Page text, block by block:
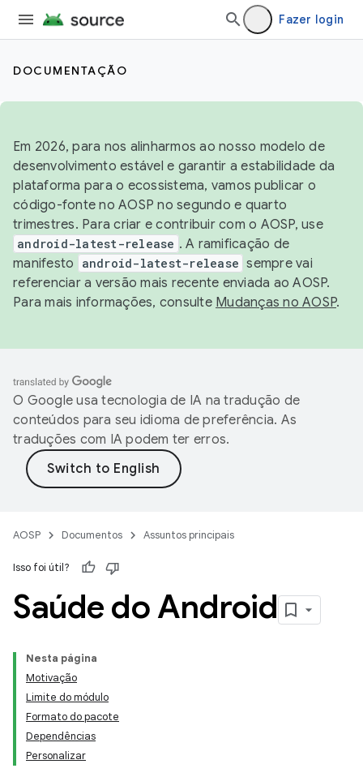
Fazer login
DOCUMENTAÇÃO
Em 2026, para nos alinharmos ao nosso modelo de
desenvolvimento estável e garantir a estabilidade da
plataforma para o ecossistema, vamos publicar o
código-fonte no AOSP no segundo e quarto
trimestres. Para criar e contribuir com o AOSP, use
android-latest-release . A ramificação de
manifesto
android-latest-release sempre vai
referenciar a versão mais recente enviada ao AOSP.
Para mais informações, consulte Mudanças no AOSP.
O Google usa tecnologia de IA na tradução de
conteúdos para seu idioma de preferência. As
traduções com IA podem ter erros.
AOSP Documentos Assuntos principais
Isso foi útil?
Saúde do Android
Nesta página
Motivação
Limite do módulo
Formato do pacote
Dependências
Personalizar